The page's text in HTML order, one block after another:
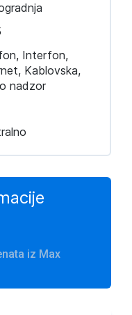
Interfon,
Kablovska,
nadzor
iz Max